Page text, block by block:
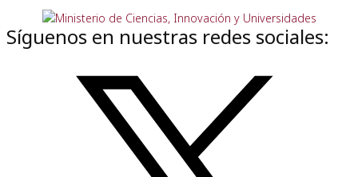
Síguenos en nuestras redes sociales: